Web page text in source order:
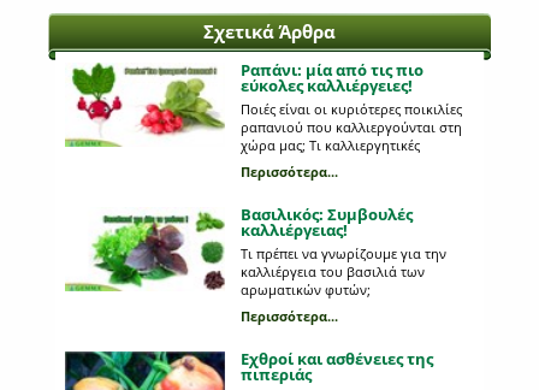
Σχετικά Άρθρα
Ραπάνι: μία από τις πιο
εύκολες καλλιέργειες!
Ποιές είναι οι κυριότερες ποικιλίες
ραπανιού που καλλιεργούνται στη
χώρα μας; Tι καλλιεργητικές
περιποιήσεις χρειάζονται;
Περισσότερα...
Βασιλικός: Συμβουλές
καλλιέργειας!
Τι πρέπει να γνωρίζουμε για την
καλλιέργεια του βασιλιά των
αρωματικών φυτών;
Περισσότερα...
Εχθροί και ασθένειες της
πιπεριάς